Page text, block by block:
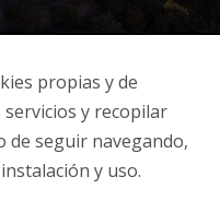
propias y de
y recopilar
de seguir navegando,
y uso.